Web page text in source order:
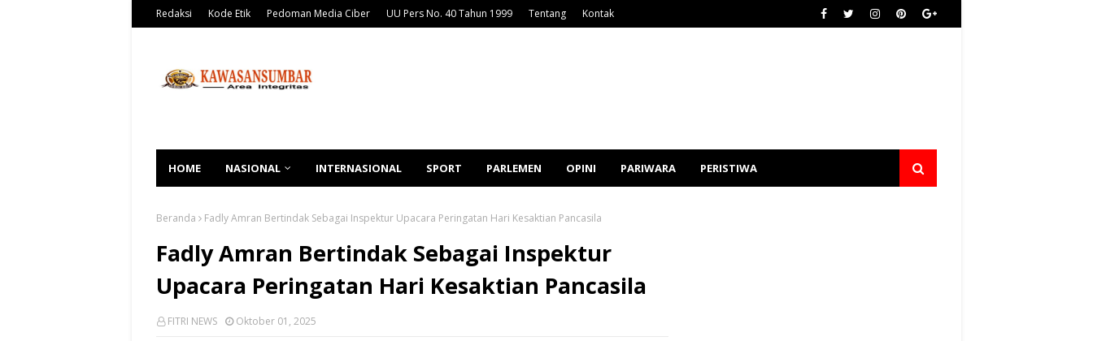
Redaksi Kode Etik Pedoman Media Ciber UU Pers No. 40 Tahun 1999 Tentang Kontak
HOME NASIONAL INTERNASIONAL SPORT PARLEMEN OPINI PARIWARA PERISTIWA
Beranda Fadly Amran Bertindak Sebagai Inspektur Upacara Peringatan Hari Kesaktian Pancasila
Fadly Amran Bertindak Sebagai Inspektur
Upacara Peringatan Hari Kesaktian Pancasila
FITRI NEWS Oktober 01, 2025